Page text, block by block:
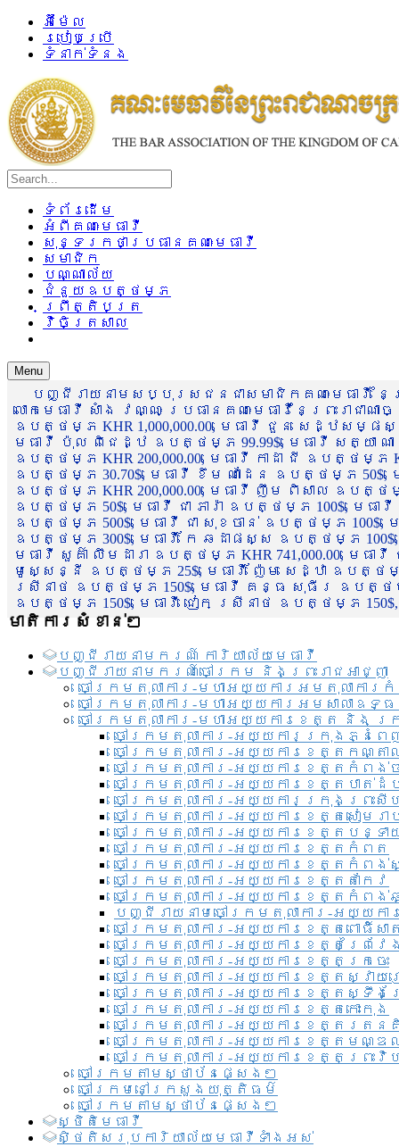
អ៊ីម៉ែល
របៀបប្រើ
ទំនាក់ទំនង
ទំព័រដើម
អំពីគណៈមេធាវី
សុន្ទរកថាប្រធានគណៈមេធាវី
សមាជិក
បណ្ណាល័យ
ជំនួយឧបត្ថម្ភ
ព្រឹត្តិបត្រ
វិចិត្រសាល
Menu
បញ្ជីរាយនាមសប្បុរសជនជាសមាជិកគណៈមេធាវី
លោកមេធាវី សាំង វណ្ណៈ ប្រធានគណៈមេធាវីនៃព្រះរា
ឧបត្ថម្ភ KHR 1,000,000.00, មេធាវី ជួន សេដ្ឋស
មេធាវី ប៉ុល ពិជេដ្ឋ ឧបត្ថម្ភ 99.99$, មេធាវី សត្យា ណ
ឧបត្ថម្ភ KHR 200,000.00, មេធាវី កាដា ជី ឧបត្ថម្ភ
ឧបត្ថម្ភ 30.70$, មេធាវី ខឹម ណាដែន ឧបត្ថម្ភ 50$,
ឧបត្ថម្ភ KHR 200,000.00, មេធាវី ញឹម ពិសាល ឧបត្ថ
ឧបត្ថម្ភ 50$, មេធាវី ជា ភារ៉ា ឧបត្ថម្ភ 100$, មេ
ឧបត្ថម្ភ 500$, មេធាវី ជា សុខចាន់ ឧបត្ថម្ភ
ឧបត្ថម្ភ 300$, មេធាវី កែ ឆដាផស្ស ឧបត្ថម្ភ
មេធាវី សួគ៌ា លឹមដារា ឧបត្ថម្ភ KHR 741,000.00, មេ
មូសេ្សន្នី ឧបត្ថម្ភ 25$, មេធាវី ញ៉ែម សេដ្ឋា ឧបត្ថ
ស្រីនាថ ឧបត្ថម្ភ 150$, មេធាវី គន្ធ សុធីរ ឧបត្ថម្ភ
ឧបត្ថម្ភ 150$, មេធាវី ជៀក ស្រីនាថ ឧបត្ថម្ភ 150$,
មាតិការសំខាន់ៗ
បញ្ជី​រាយ​នាមករណ៍ ការិយាល័យ​មេធាវី​
បញ្ជី​រាយ​នាមករណ៍​ចៅក្រម និងព្រះរាជអាជ្ញា
ចៅក្រមតុលាការ-មហាអយ្យការអមតុលាការ
ចៅក្រមតុលាការ-មហាអយ្យការអមសាលាឧទ្
ចៅក្រមតុលាការ-មហាអយ្យការខេត្ត និង ក្
ចៅក្រមតុលាការ-អយ្យការក្រុងភ្នំពេ
ចៅក្រមតុលាការ-អយ្យការខេត្តកណ្តា
ចៅក្រមតុលាការ-អយ្យការខេត្តកំពង់ច
ចៅក្រមតុលាការ-អយ្យការខេត្តបាត់ដំ
ចៅក្រមតុលាការ-អយ្យការ​ក្រុងព្រះសី
ចៅក្រមតុលាការ-អយ្យការខេត្តសៀមរា
ចៅក្រមតុលាការ-អយ្យការខេត្តបន្ទា
ចៅក្រមតុលាការ-អយ្យការខេត្តកំពត
ចៅក្រមតុលាការ-អយ្យការខេត្តកំពង់
ចៅក្រមតុលាការ-អយ្យការខេត្តតាកែវ
ចៅក្រមតុលាការ-អយ្យការខេត្តកំពង់
បញ្ជីរាយនាមចៅក្រមតុលាការ-អយ្យក
ចៅក្រមតុលាការ-អយ្យការខេត្តពោធិ៍សា
ចៅក្រមតុលាការ-អយ្យការខេត្តព្រៃវែ
ចៅក្រមតុលាការ-អយ្យការខេត្តក្រចេះ
ចៅក្រមតុលាការ-អយ្យការខេត្តស្វាយ
ចៅក្រមតុលាការ-អយ្យការខេត្តស្ទឹង
ចៅក្រមតុលាការ-អយ្យការខេត្តកោះកុង
ចៅក្រមតុលាការ-អយ្យការខេត្តរតន
ចៅក្រមតុលាការ-អយ្យការខេត្តមណ្
ចៅក្រមតុលាការ-អយ្យការខេត្តព្រះវិហ
ចៅក្រមតាមស្ថាប័នផ្សេងៗ
ចៅក្រមនៅក្រសួងយុត្តិធម៌
ចៅក្រមតាមស្ថាប័នផ្សេងៗ
ស្ថិតិមេធាវី
សិ្ថតិសរុបការិយាល័យមេធាវីទាំងអស់​